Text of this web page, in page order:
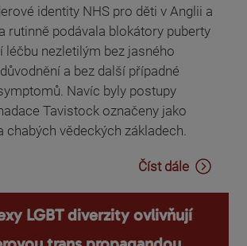
identity NHS pro děti v Anglii a
rutinně podávala blokátory puberty
léčbu nezletilým bez jasného
a bez další případné
Navíc byly postupy
Tavistock označeny jako
chabých vědeckých základech.
Číst dále
LGBT diverzity ovlivňují